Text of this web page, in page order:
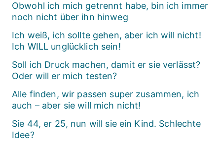
Obwohl ich mich getrennt habe, bin ich immer
noch nicht über ihn hinweg
Ich weiß, ich sollte gehen, aber ich will nicht!
Ich WILL unglücklich sein!
Soll ich Druck machen, damit er sie verlässt?
Oder will er mich testen?
Alle finden, wir passen super zusammen, ich
auch – aber sie will mich nicht!
Sie 44, er 25, nun will sie ein Kind. Schlechte
Idee?